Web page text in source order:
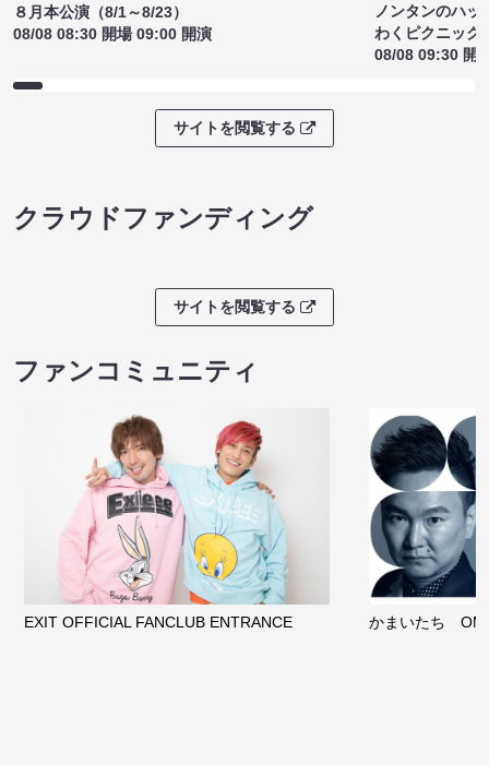
８月本公演（8/1～8/23）
08/08 08:30 開場 09:00 開演
ノンタンのハッ
わくピクニック
08/08 09:30 開
サイトを閲覧する
クラウドファンディング
サイトを閲覧する
ファンコミュニティ
EXIT OFFICIAL FANCLUB ENTRANCE かまいたち